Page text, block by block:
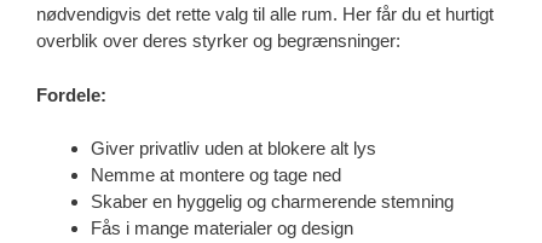
nødvendigvis det rette valg til alle rum. Her får du et hurtigt
overblik over deres styrker og begrænsninger:
Fordele:
Giver privatliv uden at blokere alt lys
Nemme at montere og tage ned
Skaber en hyggelig og charmerende stemning
Fås i mange materialer og design